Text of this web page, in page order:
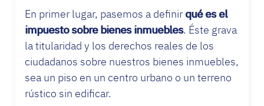
En primer lugar, pasemos a definirqué es el
impuesto sobre bienes inmuebles. Éste grava
la titularidad y los derechos reales de los
ciudadanos sobre nuestros bienes inmuebles,
sea un piso en un centro urbano o un terreno
rústico sin edificar.